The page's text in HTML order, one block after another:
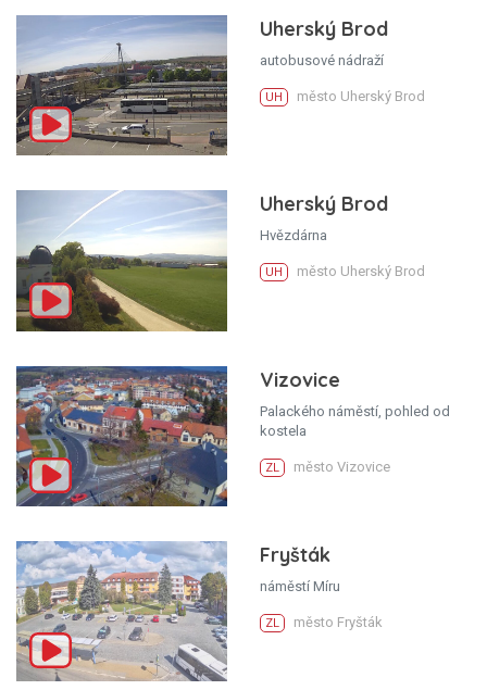
Uherský Brod
autobusové nádraží
UH město Uherský Brod
Uherský Brod
Hvězdárna
UH město Uherský Brod
Vizovice
Palackého náměstí, pohled od
kostela
ZL město Vizovice
Fryšták
náměstí Míru
ZL město Fryšták